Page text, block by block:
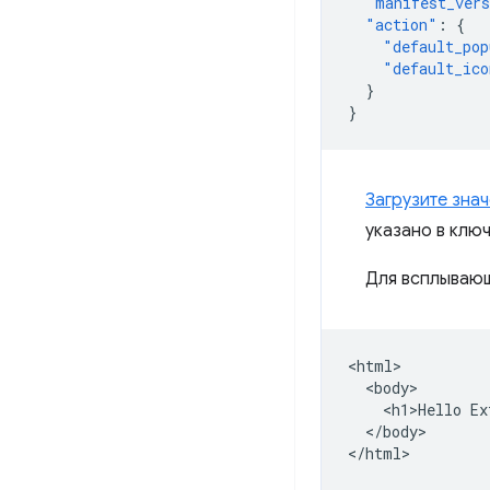
"action" :
{
}
}
Загрузите
указано в
Для
<html>
  <body>
<h1>Hello
  </body>